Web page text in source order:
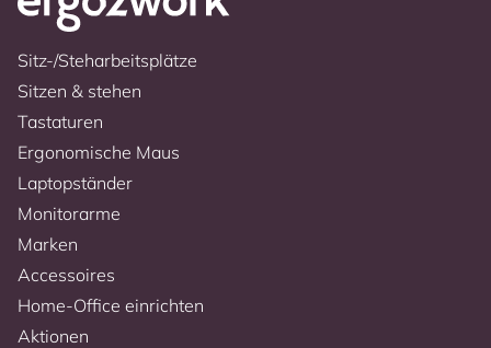
Sitz-/Steharbeitsplätze
Sitzen & stehen
Tastaturen
Ergonomische Maus
Laptopständer
Monitorarme
Marken
Accessoires
Home-Office einrichten
Aktionen